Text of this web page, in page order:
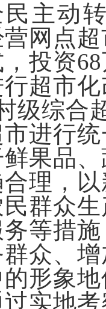
主动
网点
投资
超市
级综合
进行
果品
理，
群众
等措
众、
形象
实地